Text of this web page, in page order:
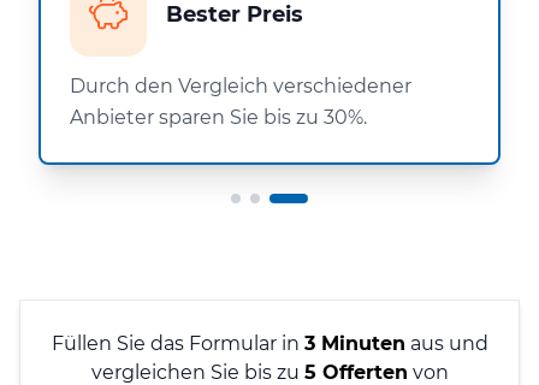
Bester Preis
Durch den Vergleich verschiedener
Anbieter sparen Sie bis zu 30%.
Füllen Sie das Formular in 3 Minuten aus und
vergleichen Sie bis zu 5 Offerten von